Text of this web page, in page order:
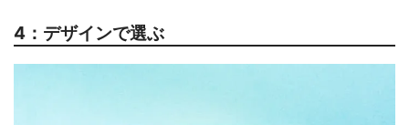
4：デザインで選ぶ